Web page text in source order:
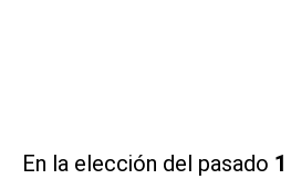
En la elección del pasado